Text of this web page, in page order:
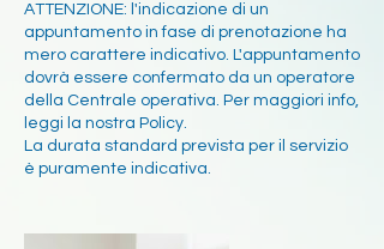
ATTENZIONE: l'indicazione di un
appuntamento in fase di prenotazione ha
mero carattere indicativo. L'appuntamento
dovrà essere confermato da un operatore
della Centrale operativa. Per maggiori info,
leggi la nostra Policy.
La durata standard prevista per il servizio
è puramente indicativa.